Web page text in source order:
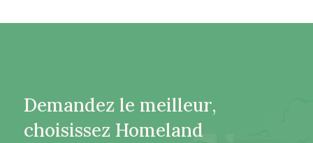
Demandez le meilleur,
choisissez Homeland